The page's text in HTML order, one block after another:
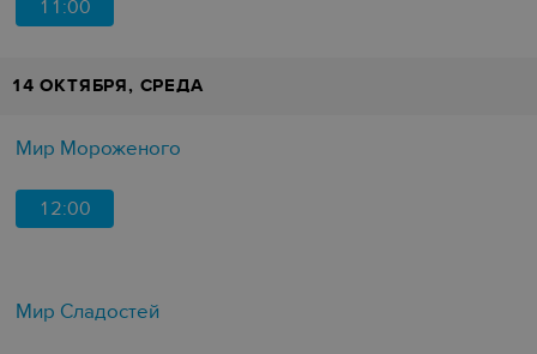
11:00
14 ОКТЯБРЯ, СРЕДА
Мир Мороженого
12:00
Мир Сладостей